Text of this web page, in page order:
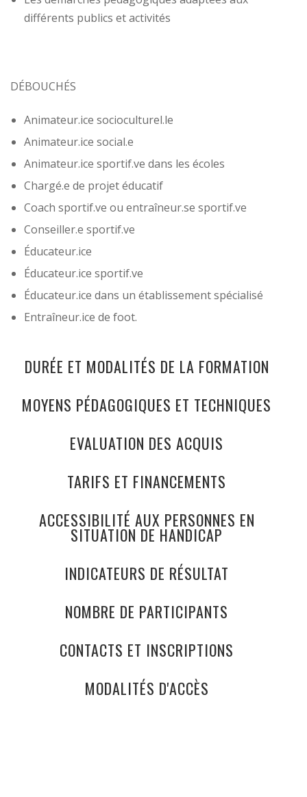
différents publics et activités
DÉBOUCHÉS
Animateur.ice socioculturel.le
Animateur.ice social.e
Animateur.ice sportif.ve dans les écoles
Chargé.e de projet éducatif
Coach sportif.ve ou entraîneur.se sportif.ve
Conseiller.e sportif.ve
Éducateur.ice
Éducateur.ice sportif.ve
Éducateur.ice dans un établissement spécialisé
Entraîneur.ice de foot.
DURÉE ET MODALITÉS DE LA FORMATION
MOYENS PÉDAGOGIQUES ET TECHNIQUES
EVALUATION DES ACQUIS
TARIFS ET FINANCEMENTS
ACCESSIBILITÉ AUX PERSONNES EN
SITUATION DE HANDICAP
INDICATEURS DE RÉSULTAT
NOMBRE DE PARTICIPANTS
CONTACTS ET INSCRIPTIONS
MODALITÉS D'ACCÈS